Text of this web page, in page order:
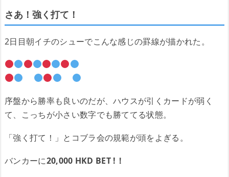
さあ！強く打て！
2日目朝イチのシューでこんな感じの罫線が描かれた。
序盤から勝率も良いのだが、ハウスが引くカードが弱く
て、こっちが小さい数字でも勝ててる状態。
「強く打て！」とコブラ会の規範が頭をよぎる。
バンカーに20,000 HKD BET !！